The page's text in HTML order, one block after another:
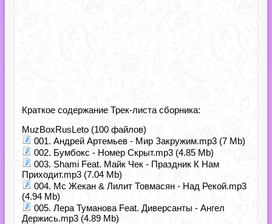
Краткое содержание Трек-листа сборника:
MuzBoxRusLeto (100 файлов)
001. Андрей Артемьев - Мир Закружим.mp3 (7 Mb)
002. Бумбокс - Номер Скрыт.mp3 (4.85 Mb)
003. Shami Feat. Майк Чек - Праздник К Нам
Приходит.mp3 (7.04 Mb)
004. Mc Жекан & Лилит Товмасян - Над Рекой.mp3
(4.94 Mb)
005. Лера Туманова Feat. Диверсанты - Ангел
Держись.mp3 (4.89 Mb)